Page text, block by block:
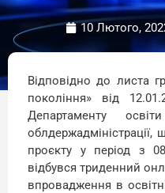
10 Лютого,
Відповідно до листа
покоління» від
Департаменту
облдержадміністрації,
проєкту у період з
відбувся триденний
впровадження в